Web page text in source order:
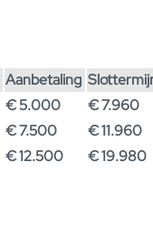
Aanbetaling
€ 5.000
€ 7.960
€ 7.500
€ 11.960
€ 12.500 € 19.980